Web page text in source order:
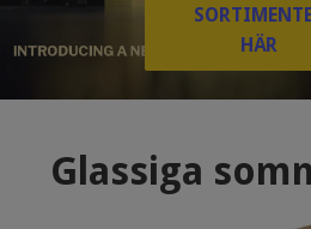
HÄR
Glassiga